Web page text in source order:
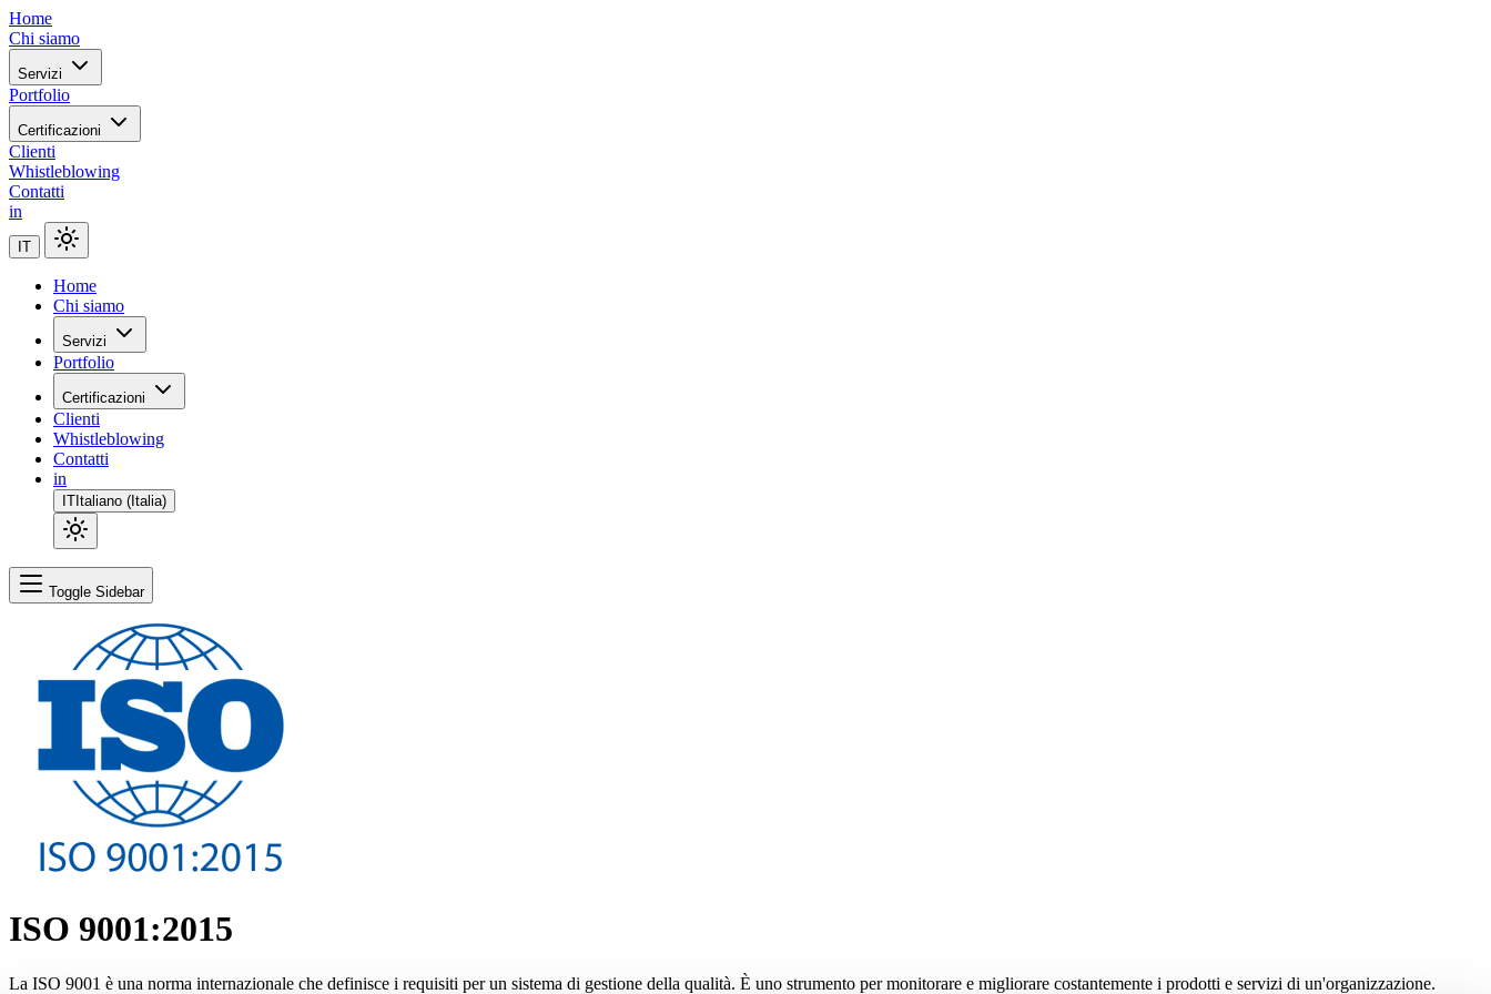
Home
Chi siamo
Servizi
Portfolio
Certificazioni
Clienti
Whistleblowing
Contatti
in
IT
Home
Chi siamo
Servizi
Portfolio
Certificazioni
Clienti
Whistleblowing
Contatti
in
IT Italiano (Italia)
Toggle Sidebar
ISO 9001:2015
La ISO 9001 è una norma internazionale che definisce i requisiti per un sistema di gestione della qualità. È uno strumento per monitorare e migliorare costantemente i prodotti e servizi di un'organizzazione.